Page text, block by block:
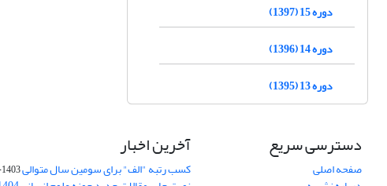
دوره 15 (1397)
دوره 14 (1396)
دوره 13 (1395)
دسترسی سریع
صفحه اصلی
آخرین اخبار
کسب رتبه "الف" برای سومین سال متوالی1403-02-01